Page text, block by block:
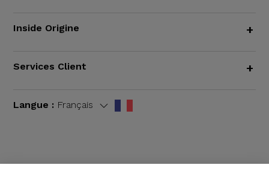
Inside Origine +
Services Client +
Langue : Français